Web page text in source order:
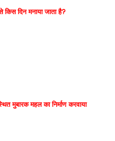
किस दिन मनाया जाता है?
मुबारक महल का निर्माण करवाया